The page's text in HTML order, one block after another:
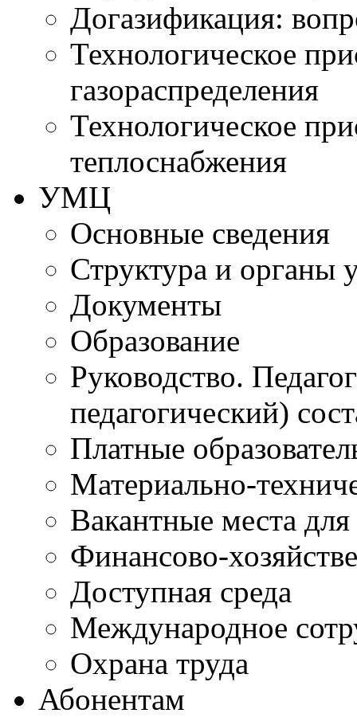
Догазификация:
Технологическое
газораспределения
Технологическое
теплоснабжения
УМЦ
Основные сведения
Структура и органы
Документы
Образование
Руководство.
педагогический)
Платные
Материально-
Вакантные места
Финансово-
Доступная среда
Международное
Охрана труда
Абонентам